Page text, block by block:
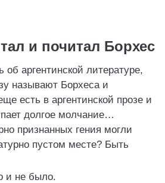
и почитал Борхес
об аргентинской литературе,
называют Борхеса и
есть в аргентинской прозе и
долгое молчание…
признанных гения могли
пустом месте? Быть
и не было.